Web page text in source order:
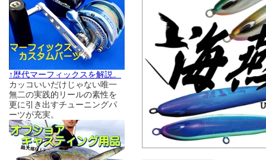
↑歴代マーフィックスを解説。
カッコいいだけじゃない唯一
無二の実践的リールの素性を
更に引き出すチューニングパ
ーツが充実。